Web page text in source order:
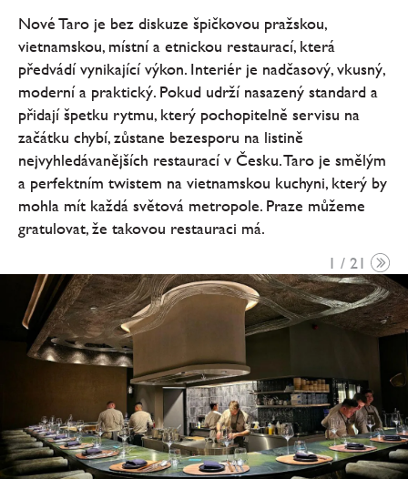
Nové Taro je bez diskuze špičkovou pražskou,
vietnamskou, místní a etnickou restaurací, která
předvádí vynikající výkon. Interiér je nadčasový, vkusný,
moderní a praktický. Pokud udrží nasazený standard a
přidají špetku rytmu, který pochopitelně servisu na
začátku chybí, zůstane bezesporu na listině
nejvyhledávanějších restaurací v Česku. Taro je smělým
a perfektním twistem na vietnamskou kuchyni, který by
mohla mít každá světová metropole. Praze můžeme
gratulovat, že takovou restauraci má.
1 / 21